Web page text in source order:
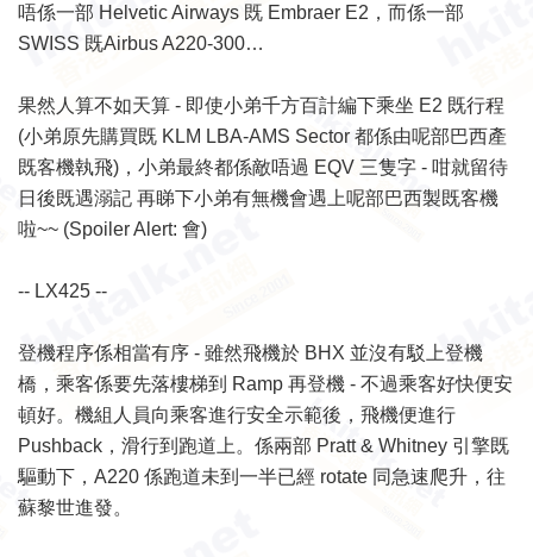
唔係一部 Helvetic Airways 既 Embraer E2，而係一部
SWISS 既Airbus A220-300…
果然人算不如天算 - 即使小弟千方百計編下乘坐 E2 既行程
(小弟原先購買既 KLM LBA-AMS Sector 都係由呢部巴西產
既客機執飛)，小弟最終都係敵唔過 EQV 三隻字 - 咁就留待
日後既遇溺記 再睇下小弟有無機會遇上呢部巴西製既客機
啦~~ (Spoiler Alert: 會)
-- LX425 --
登機程序係相當有序 - 雖然飛機於 BHX 並沒有駁上登機
橋，乘客係要先落樓梯到 Ramp 再登機 - 不過乘客好快便安
頓好。機組人員向乘客進行安全示範後，飛機便進行
Pushback，滑行到跑道上。係兩部 Pratt & Whitney 引擎既
驅動下，A220 係跑道未到一半已經 rotate 同急速爬升，往
蘇黎世進發。